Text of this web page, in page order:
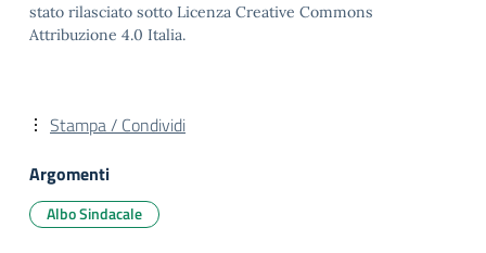
stato rilasciato sotto Licenza Creative Commons
Attribuzione 4.0 Italia.
Stampa / Condividi
Argomenti
Albo Sindacale